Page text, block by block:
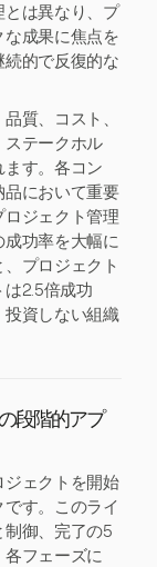
は異なり、プ
成果に焦点を
的で反復的な
質、コスト、
ステークホル
す。各コン
において重要
ジェクト管理
功率を大幅に
プロジェクト
2.5倍成功
投資しない組織
段階的アプ
ジェクトを開始
す。このライ
制御、完了の5
フェーズに